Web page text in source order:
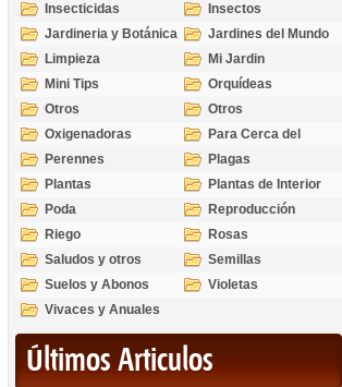
Insecticidas
Insectos
Jardineria y Botánica
Jardines del Mundo
Limpieza
Mi Jardin
Mini Tips
Orquídeas
Otros
Otros
Oxigenadoras
Para Cerca del
Estanque
Perennes
Plagas
Plantas
Plantas de Interior
Poda
Reproducción
Riego
Rosas
Saludos y otros
temas
Semillas
Suelos y Abonos
Violetas
Vivaces y Anuales
Últimos Articulos